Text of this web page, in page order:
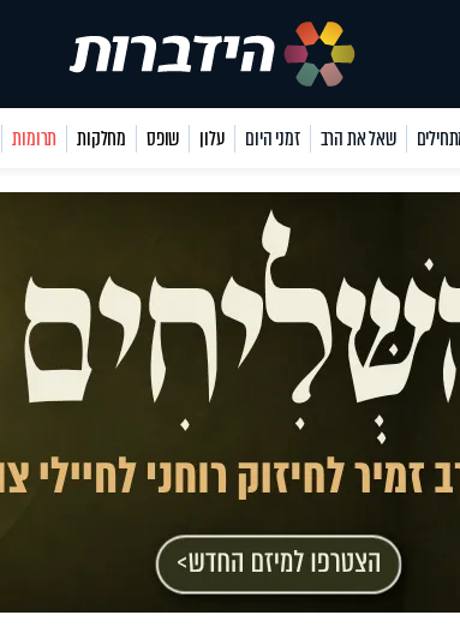
שאל את הרב זמני היום עלון שופס מחלקות תרומות